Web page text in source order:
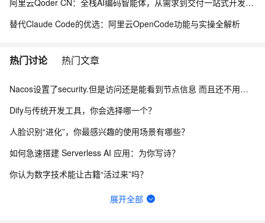
阿里云Qoder CN：全栈AI编码智能体，从需求到交付一站式开发平台
替代Claude Code的优选：阿里云OpenCode功能与实操全解析
热门讨论 热门文章
Nacos设置了security.但是访问还是能看到节点信息 而且还不用验证身份怎么办？
Dify与传统开发工具，你会选择哪一个？
人脸识别“进化”，你最感兴趣的使用场景有哪些？
如何急速搭建 Serverless AI 应用：为你写诗？
你认为数字技术能让古籍“活过来”吗？
一键生成讲解视频，AI的理解和生成能力到底有多强？
展开全部